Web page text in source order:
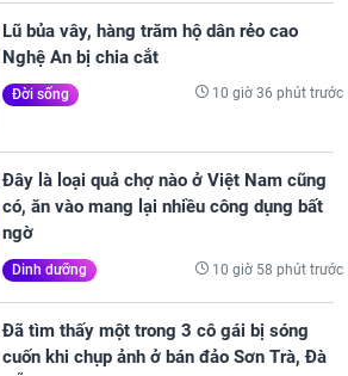
Lũ bủa vây, hàng trăm hộ dân rẻo cao
Nghệ An bị chia cắt
Đời sống 10 giờ 36 phút trước
Đây là loại quả chợ nào ở Việt Nam cũng
có, ăn vào mang lại nhiều công dụng bất
ngờ
Dinh dưỡng 10 giờ 58 phút trước
Đã tìm thấy một trong 3 cô gái bị sóng
cuốn khi chụp ảnh ở bán đảo Sơn Trà, Đà